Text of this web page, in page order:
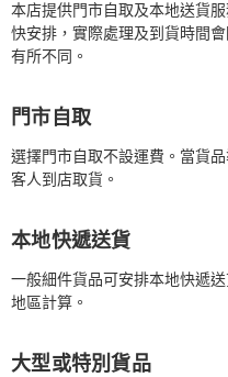
本店提供門市自取及本地送貨
快安排，實際處理及到貨時間
有所不同。
門市自取
選擇門市自取不設運費。當貨
客人到店取貨。
本地快遞送貨
一般細件貨品可安排本地快遞
地區計算。
大型或特別貨品